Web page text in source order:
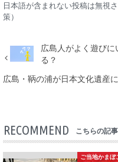
日本語が含まれない投稿は無視
策）
広島人がよく遊び
る？
広島・鞆の浦が日本文化遺産
RECOMMEND こちらの記
ご当地かまぼ